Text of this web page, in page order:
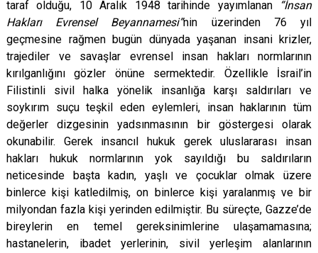
taraf olduğu, 10 Aralık 1948 tarihinde yayımlanan
“İnsan
Hakları Evrensel Beyannamesi”nin üzerinden 76 yıl
geçmesine rağmen bugün dünyada yaşanan insani krizler,
trajediler ve savaşlar evrensel insan hakları normlarının
kırılganlığını gözler önüne sermektedir. Özellikle İsrail’in
Filistinli sivil halka yönelik insanlığa karşı saldırıları ve
soykırım suçu teşkil eden eylemleri, insan haklarının tüm
değerler dizgesinin yadsınmasının bir göstergesi olarak
okunabilir. Gerek insancıl hukuk gerek uluslararası insan
hakları hukuk normlarının yok sayıldığı bu saldırıların
neticesinde başta kadın, yaşlı ve çocuklar olmak üzere
binlerce kişi katledilmiş, on binlerce kişi yaralanmış ve bir
milyondan fazla kişi yerinden edilmiştir. Bu süreçte, Gazze’de
bireylerin en temel gereksinimlerine ulaşamamasına;
hastanelerin, ibadet yerlerinin, sivil yerleşim alanlarının